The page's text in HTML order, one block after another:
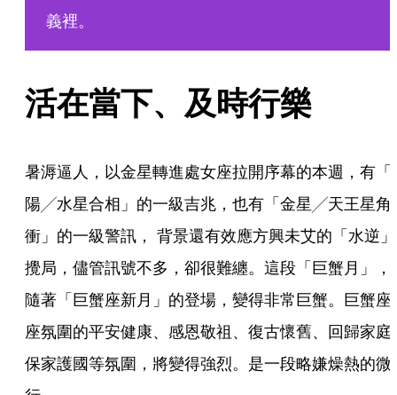
義裡。
活在當下、及時行樂
暑溽逼人，以金星轉進處女座拉開序幕的本週，有「
陽╱水星合相」的一級吉兆，也有「金星╱天王星角
衝」的一級警訊， 背景還有效應方興未艾的「水逆」
攪局，儘管訊號不多，卻很難纏。這段「巨蟹月」，
隨著「巨蟹座新月」的登場，變得非常巨蟹。巨蟹座
座氛圍的平安健康、感恩敬祖、復古懷舊、回歸家庭
保家護國等氛圍，將變得強烈。是一段略嫌燥熱的微